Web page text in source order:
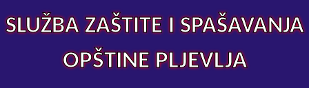
to
content
SLUŽBA ZAŠTITE I SPAŠAVANJA
OPŠTINE PLJEVLJA